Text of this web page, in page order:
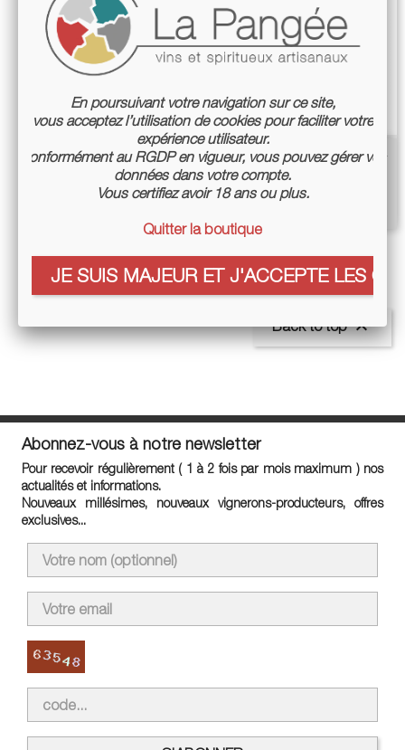
Vinaigre De Coings Sauvages -
Cazottes
Price
€17.00
Showing 1-5 of 5 item(s)
Back to top
Abonnez-vous à notre newsletter
Pour recevoir régulièrement ( 1 à 2 fois par mois maximum ) nos
actualités et informations.
Nouveaux millésimes, nouveaux vignerons-producteurs, offres
exclusives...
En poursuivant votre navigation sur ce site,
vous acceptez l’utilisation de cookies pour faciliter votre
expérience utilisateur.
Conformément au RGDP en vigueur, vous pouvez gérer vos
données dans votre compte.
Vous certifiez avoir 18 ans ou plus.
Quitter la boutique
JE SUIS MAJEUR ET J'ACCEPTE LES